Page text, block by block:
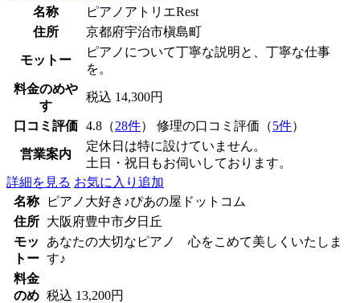
名称
ピアノアトリエRest
住所
京都府宇治市槇島町
モットー
ピアノについて丁寧な説明と、丁寧な仕事
を。
料金のめや
す
税込 14,300円
口コミ評価 4.8（28件） 修理の口コミ評価（5件）
営業案内
定休日は特に設けていません。
土日・祝日もお伺いしております。
詳細を見る お気に入り追加
名称
ピアノ大好き♪ぴあの屋ドットコム
住所
大阪府豊中市夕日丘
モッ
トー
あなたの大切なピアノ 心をこめて美しくいたしま
す♪
料金
のめ 税込 13,200円